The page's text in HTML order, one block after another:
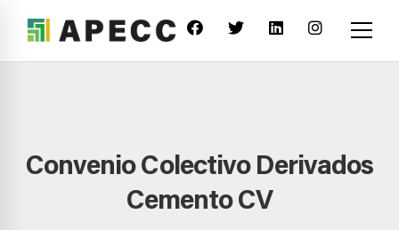
Convenio Colectivo Derivados
Cemento CV